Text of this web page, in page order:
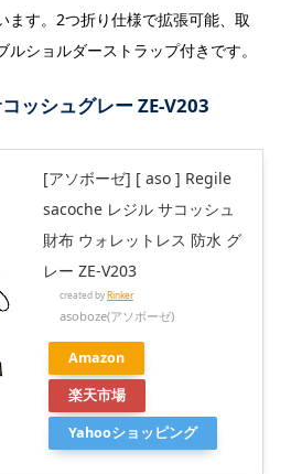
ます。2つ折り仕様で拡張可能、取
ショルダーストラップ付きです。
ッシュグレー ZE-V203
[アソボーゼ] [ aso ] Regile
sacoche レジル サコッシュ
財布 ウォレットレス 防水 グ
レー ZE-V203
created byRinker
asoboze(アソボーゼ)
Amazon
楽天市場
Yahooショッピング